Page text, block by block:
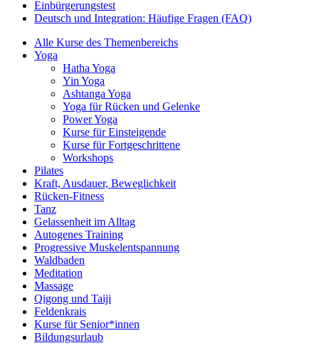
Einbürgerungstest
Deutsch und Integration: Häufige Fragen (FAQ)
Alle Kurse des Themenbereichs
Yoga
Hatha Yoga
Yin Yoga
Ashtanga Yoga
Yoga für Rücken und Gelenke
Power Yoga
Kurse für Einsteigende
Kurse für Fortgeschrittene
Workshops
Pilates
Kraft, Ausdauer, Beweglichkeit
Rücken-Fitness
Tanz
Gelassenheit im Alltag
Autogenes Training
Progressive Muskelentspannung
Waldbaden
Meditation
Massage
Qigong und Taiji
Feldenkrais
Kurse für Senior*innen
Bildungsurlaub